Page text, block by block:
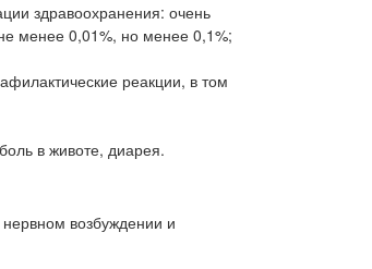
здравоохранения: очень
менее 0,01%, но менее 0,1%;
реакции, в том
в животе, диарея.
возбуждении и